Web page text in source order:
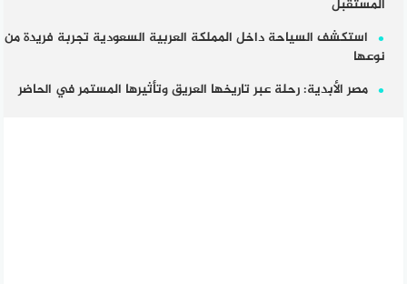
المستقبل
استكشف السياحة داخل المملكة العربية السعودية تجربة فريدة من
نوعها
مصر الأبدية: رحلة عبر تاريخها العريق وتأثيرها المستمر في الحاضر